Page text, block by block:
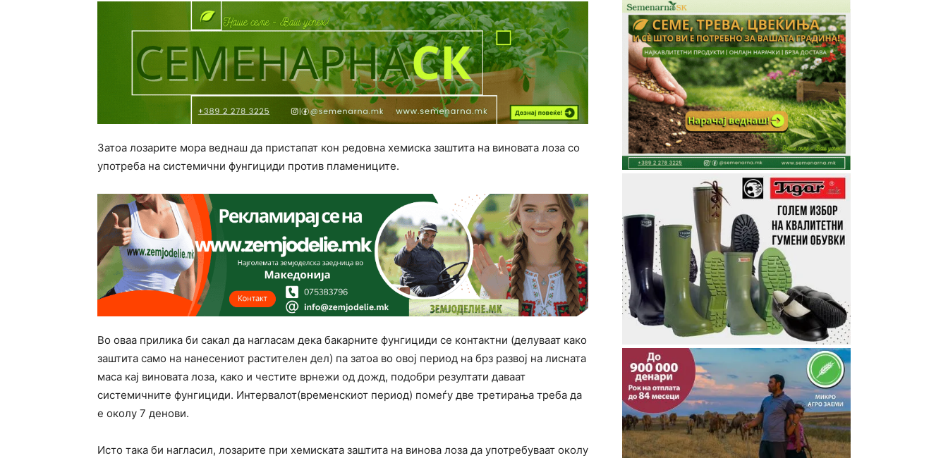
Затоа лозарите мора веднаш да пристапат кон редовна хемиска заштита на виновата лоза со
употреба на системични фунгициди против пламениците.
Во оваа прилика би сакал да нагласам дека бакарните фунгициди се контактни (делуваат како
заштита само на нанесениот растителен дел) па затоа во овој период на брз развој на лисната
маса кај виновата лоза, како и честите врнежи од дожд, подобри резултати даваат
системичните фунгициди. Интервалот(временскиот период) помеѓу две третирања треба да
е околу 7 денови.
Исто така би нагласил, лозарите при хемиската заштита на винова лоза да употребуваат околу